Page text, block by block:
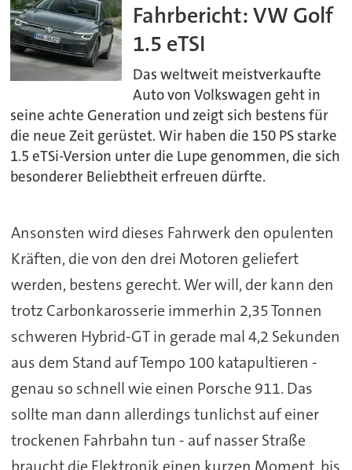
Fahrbericht: VW Golf
1.5 eTSI
Das weltweit meistverkaufte
Auto von Volkswagen geht in
seine achte Generation und zeigt sich bestens für
die neue Zeit gerüstet. Wir haben die 150 PS starke
1.5 eTSi-Version unter die Lupe genommen, die sich
besonderer Beliebtheit erfreuen dürfte.
Ansonsten wird dieses Fahrwerk den opulenten
Kräften, die von den drei Motoren geliefert
werden, bestens gerecht. Wer will, der kann den
trotz Carbonkarosserie immerhin 2,35 Tonnen
schweren Hybrid-GT in gerade mal 4,2 Sekunden
aus dem Stand auf Tempo 100 katapultieren -
genau so schnell wie einen Porsche 911. Das
sollte man dann allerdings tunlichst auf einer
trockenen Fahrbahn tun - auf nasser Straße